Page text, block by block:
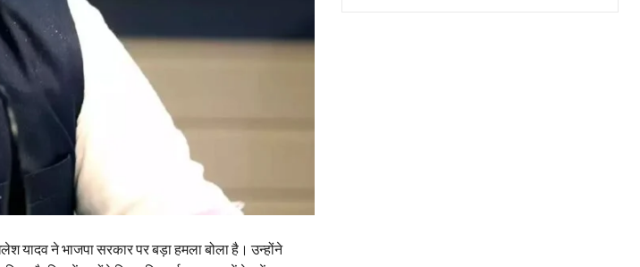
यादव ने भाजपा सरकार पर बड़ा हमला बोला है। उन्होंने